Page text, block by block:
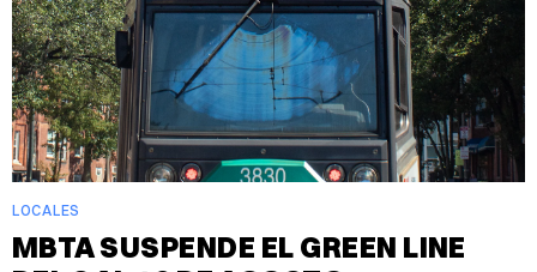
LOCALES
MBTA SUSPENDE EL GREEN LINE